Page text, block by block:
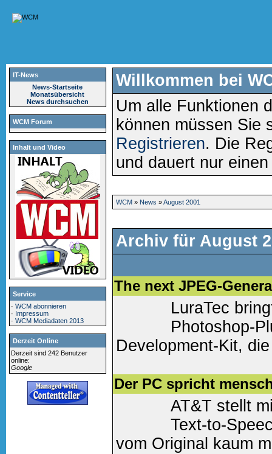
IT-News
News-Startseite
Monatsübersicht
News durchsuchen
WCM Forum
Inhalt und Video
Service
·WCM abonnieren
· Impressum
·WCM Mediadaten 2013
Derzeit Online
Derzeit sind 242 Benutzer
online:
Google
Willkommen bei
Um alle Funktionen
können müssen Sie
Registrieren. Die
und dauert nur
WCM» News »August 2001
Archiv für August
The next JPEG-
LuraTec
Photoshop-
Development-Kit,
Weiter lesen(0
Der PC spricht
AT&T stellt
Text-to-
vom Original kaum